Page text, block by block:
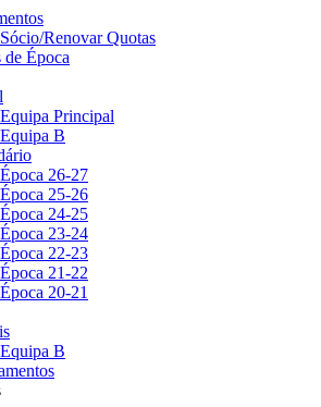
Renovar Quotas
de Época
Equipa Principal
Equipa B
Época 26-27
Época 25-26
Época 24-25
Época 23-24
Época 22-23
Época 21-22
Época 20-21
Equipa B